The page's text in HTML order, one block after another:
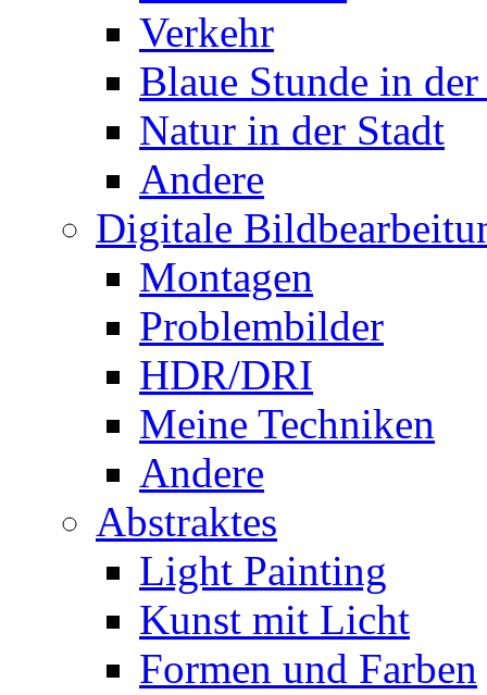
Verkehr
Blaue Stunde in
Natur in der Stadt
Andere
Digitale
Montagen
Problembilder
HDR/DRI
Meine Techniken
Andere
Abstraktes
Light Painting
Kunst mit Licht
Formen und Farben